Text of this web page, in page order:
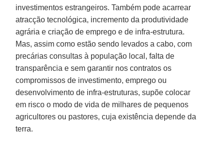
investimentos estrangeiros. Também pode acarrear
atracção tecnológica, incremento da produtividade
agrária e criação de emprego e de infra-estrutura.
Mas, assim como estão sendo levados a cabo, com
precárias consultas à população local, falta de
transparência e sem garantir nos contratos os
compromissos de investimento, emprego ou
desenvolvimento de infra-estruturas, supõe colocar
em risco o modo de vida de milhares de pequenos
agricultores ou pastores, cuja existência depende da
terra.